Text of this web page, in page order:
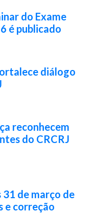
do Exame
é publicado
diálogo
reconhecem
do CRCRJ
31 de março de
e correção